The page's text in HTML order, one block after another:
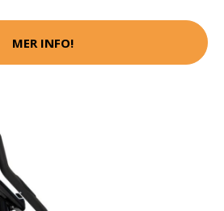
MER INFO!